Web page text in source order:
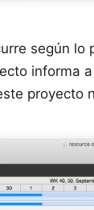
según
informa
proyecto